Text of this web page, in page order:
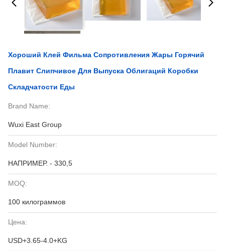
Хороший Клей Фильма Сопротивления Жары Горячий
Плавит Слипчивое Для Выпуска Облигаций Коробки
Складчатости Еды
Brand Name:
Wuxi East Group
Model Number:
НАПРИМЕР. - 330,5
MOQ:
100 килограммов
Цена:
USD+3.65-4.0+KG